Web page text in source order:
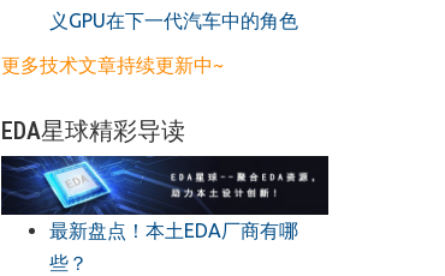
义GPU在下一代汽车中的角色
更多技术文章持续更新中~
EDA星球精彩导读
最新盘点！本土EDA厂商有哪
些？